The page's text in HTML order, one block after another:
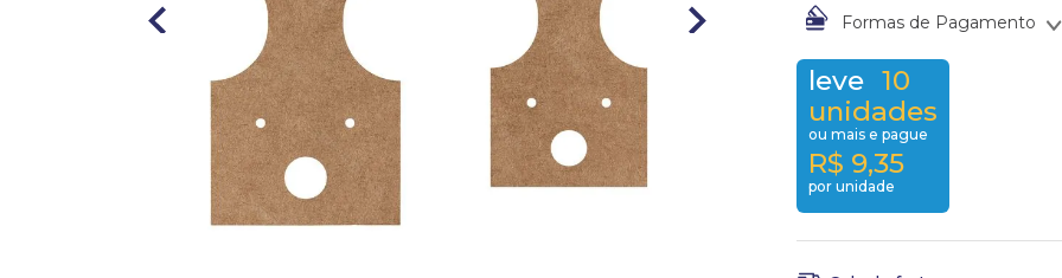
Formas de Pagamento
Em até
1x de
leve 10
unidades
ou mais e pague
R$ 9,35
por unidade
anel